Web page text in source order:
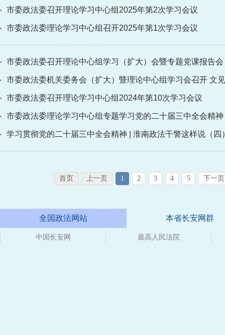
市委政法委召开理论学习中心组2025年第2次学习会议
市委政法委理论学习中心组召开2025年第1次学习会议
市委政法委召开理论中心组学习（扩大）会暨专题党课报告会
市委政法委机关委务会（扩大）暨理论中心组学习会召开 文
市委政法委召开理论学习中心组2024年第10次学习会议
市委政法委理论学习中心组专题学习党的二十届三中全会精神
学习贯彻党的二十届三中全会精神 | 淮南政法干警这样说（四
首页 上一页 1 2 3 4 5 下一页
全国政法网站 本省长安网群
中国长安网 最高人民法院